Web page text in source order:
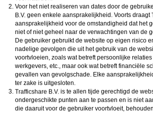
Voor het niet realiseren van dates door de
geen enkele aansprakelijkheid. Voorts draagt
aansprakelijkheid voor de omstandigheid dat het
niet of niet geheel naar de verwachtingen van de
De gebruiker gebruikt de website op eigen risico
nadelige gevolgen die uit het gebruik van de
voortvloeien, zoals wat betreft persoonlijke
werkgevers, etc., maar ook wat betreft financiële
gevallen van gevolgschade. Elke
ter zake is uitgesloten.
is te allen tijde gerechtigd de
ondergeschikte punten aan te passen en is niet
die daaruit voor de gebruiker voortvloeit,